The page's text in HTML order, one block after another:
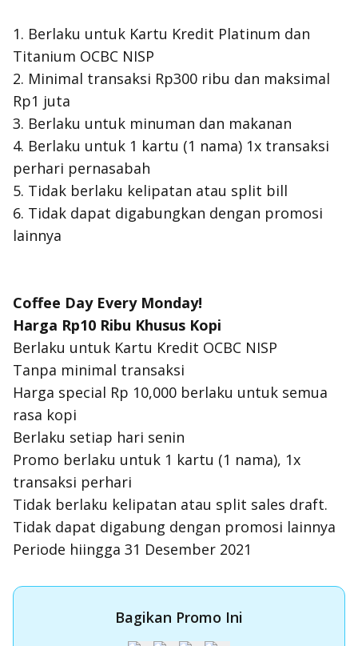
1. Berlaku untuk Kartu Kredit Platinum dan
Titanium OCBC NISP
2. Minimal transaksi Rp300 ribu dan maksimal
Rp1 juta
3. Berlaku untuk minuman dan makanan
4. Berlaku untuk 1 kartu (1 nama) 1x transaksi
perhari pernasabah
5. Tidak berlaku kelipatan atau split bill
6. Tidak dapat digabungkan dengan promosi
lainnya
Coffee Day Every Monday!
Harga Rp10 Ribu Khusus Kopi
Berlaku untuk Kartu Kredit OCBC NISP
Tanpa minimal transaksi
Harga special Rp 10,000 berlaku untuk semua
rasa kopi
Berlaku setiap hari senin
Promo berlaku untuk 1 kartu (1 nama), 1x
transaksi perhari
Tidak berlaku kelipatan atau split sales draft.
Tidak dapat digabung dengan promosi lainnya
Periode hiingga 31 Desember 2021
Bagikan Promo Ini